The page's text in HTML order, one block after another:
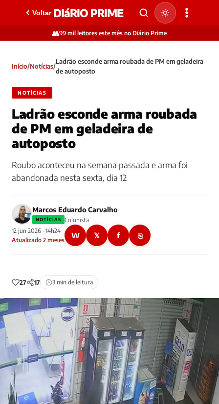
Voltar DIáRIO PRIME
👥99 mil leitores este mês no Diário Prime
Início/Notícias/
Ladrão esconde arma roubada de PM em geladeira
de autoposto
NOTÍCIAS
Ladrão esconde arma roubada
de PM em geladeira de
autoposto
Roubo aconteceu na semana passada e arma foi
abandonada nesta sexta, dia 12
Marcos Eduardo Carvalho
NOTÍCIAS
Colunista
12 jun 2026 · 14h24
Atualizado 2 meses
W 𝕏 f ⎘
27 17 3 min de leitura